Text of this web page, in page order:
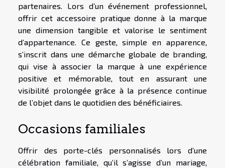
partenaires. Lors d’un événement professionnel,
offrir cet accessoire pratique donne à la marque
une dimension tangible et valorise le sentiment
d’appartenance. Ce geste, simple en apparence,
s’inscrit dans une démarche globale de branding,
qui vise à associer la marque à une expérience
positive et mémorable, tout en assurant une
visibilité prolongée grâce à la présence continue
de l’objet dans le quotidien des bénéficiaires.
Occasions familiales
Offrir des porte-clés personnalisés lors d’une
célébration familiale, qu’il s’agisse d’un mariage,